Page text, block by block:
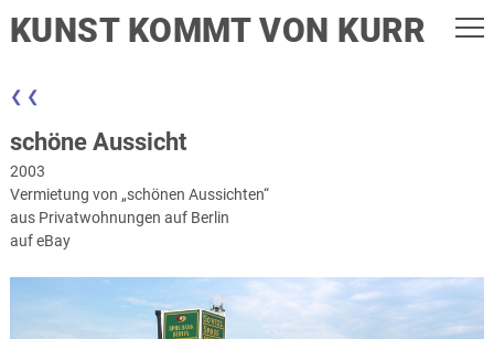
KUNST KOMMT VON KURR
❮ ❮
schöne Aussicht
2003
Vermietung von „schönen Aussichten“
aus Privatwohnungen auf Berlin
auf eBay